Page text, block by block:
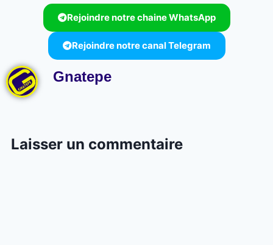
Rejoindre notre chaine WhatsApp
Rejoindre notre canal Telegram
Gnatepe
Laisser un commentaire